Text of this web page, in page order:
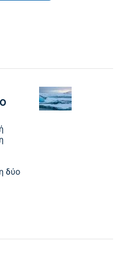
δύο